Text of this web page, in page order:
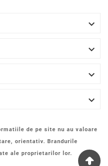




de pe site nu au valoare
orientativ. Brandurile
ale proprietarilor lor.